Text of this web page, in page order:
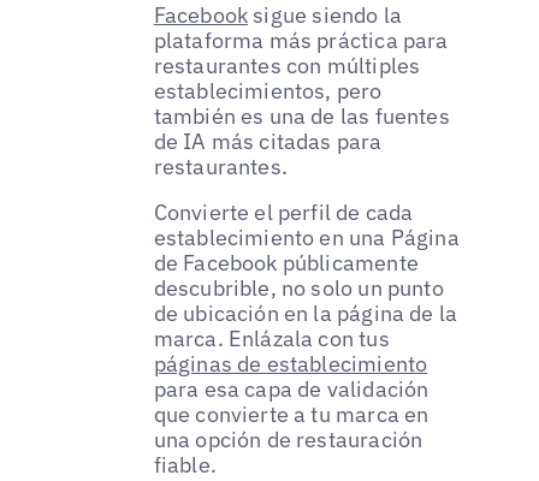
Facebook sigue siendo la
plataforma más práctica para
restaurantes con múltiples
establecimientos, pero
también es una de las fuentes
de IA más citadas para
restaurantes.
Convierte el perfil de cada
establecimiento en una Página
de Facebook públicamente
descubrible, no solo un punto
de ubicación en la página de la
marca. Enlázala con tus
páginas de establecimiento
para esa capa de validación
que convierte a tu marca en
una opción de restauración
fiable.